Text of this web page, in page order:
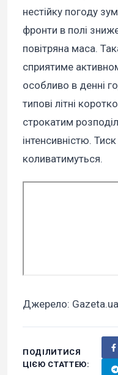
нестійку погоду
фронти в полі
повітряна маса.
сприятиме
особливо в денні
типові літні
строкатим
інтенсивністю. Тиск
коливатимуться.
Джерело: Gazeta.ua
ПОДІЛИТИСЯ
ЦІЄЮ СТАТТЕЮ: